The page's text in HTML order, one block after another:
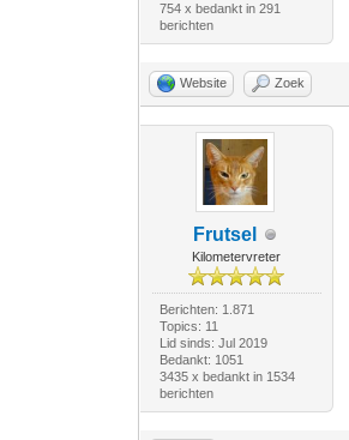
754 x bedankt in 291
berichten
Website Zoek
Frutsel
Kilometervreter
Berichten: 1.871
Topics: 11
Lid sinds: Jul 2019
Bedankt: 1051
3435 x bedankt in 1534
berichten